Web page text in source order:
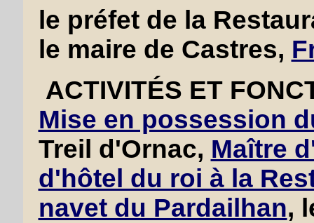
le préfet de la
le maire de Castres,
ACTIVITÉS ET
Mise en possession
Treil d'Ornac, Maître
d'hôtel du roi à la
navet du Pardailhan,